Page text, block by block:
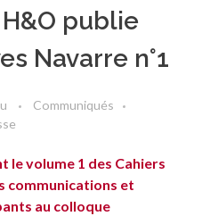
publie
Navarre n°1
Communiqués
le volume 1 des Cahiers
communications et
au colloque